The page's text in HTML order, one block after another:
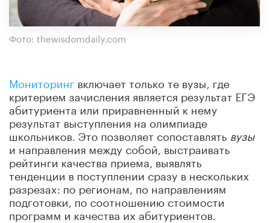
Фото: thewisdomdaily.com
Мониторинг включает только те вузы, где
критерием зачисления является результат ЕГЭ
абитуриента или приравненный к нему
результат выступления на олимпиаде
школьников. Это позволяет сопоставлять вузы
и направления между собой, выстраивать
рейтинги качества приема, выявлять
тенденции в поступлении сразу в нескольких
разрезах: по регионам, по направлениям
подготовки, по соотношению стоимости
программ и качества их абитуриентов.